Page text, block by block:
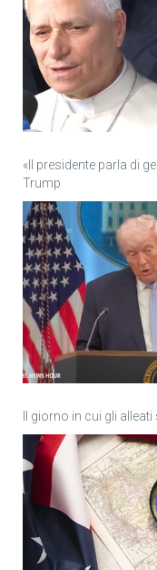
«Il presidente parla di
Trump
Il giorno in cui gli